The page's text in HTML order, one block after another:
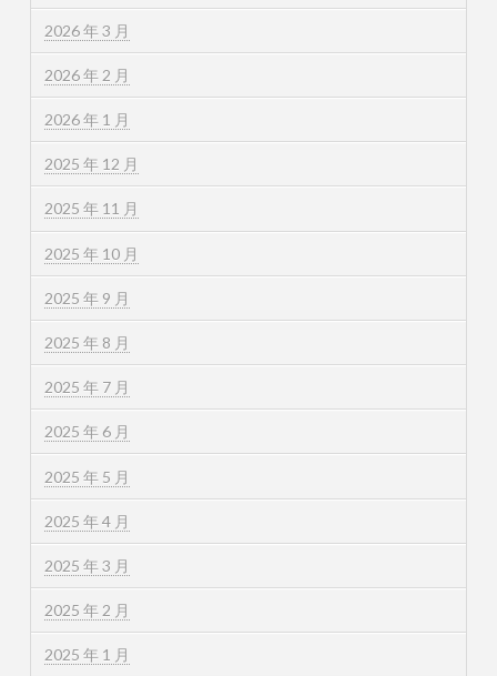
2026 年 3 月
2026 年 2 月
2026 年 1 月
2025 年 12 月
2025 年 11 月
2025 年 10 月
2025 年 9 月
2025 年 8 月
2025 年 7 月
2025 年 6 月
2025 年 5 月
2025 年 4 月
2025 年 3 月
2025 年 2 月
2025 年 1 月